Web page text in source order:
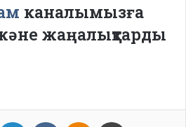
каналымызға
жаңалықтарды
LinkedIn VKontakteOdnoklassniki